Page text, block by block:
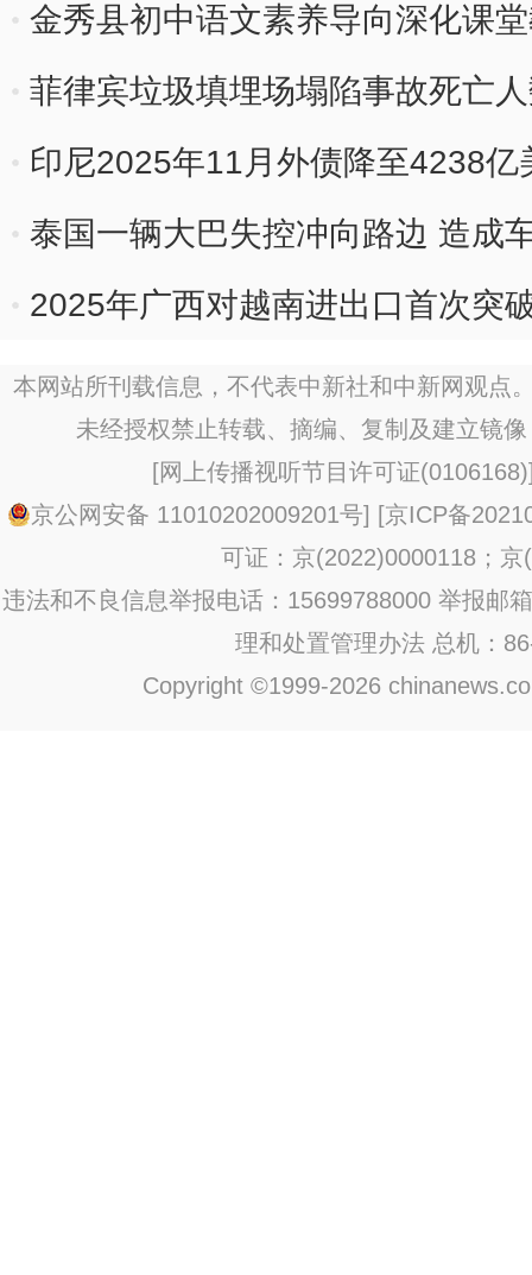
金秀县初中语文素养导向深化课
菲律宾垃圾填埋场塌陷事故死亡
印尼2025年11月外债降至4238亿
泰国一辆大巴失控冲向路边 造成
2025年广西对越南进出口首次突
本网站所刊载信息，不代表中新社和中新网观点
未经授权禁止转载、摘编、复制及建立镜
[网上传播视听节目许可证(0106168)
京公网安备 11010202009201号] [京ICP备
可证：京(2022)0000118；京
违法和不良信息举报电话：15699788000 举报邮
理和处置管理办法 总机：
Copyright ©1999-2026